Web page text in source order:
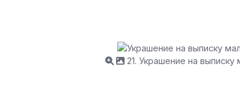
21. Украшение на выписку